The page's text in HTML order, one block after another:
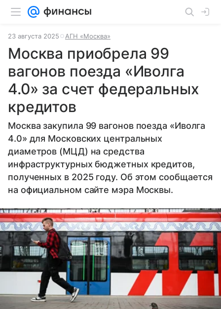
23 августа 2025 АГН «Москва»
Москва приобрела 99
вагонов поезда «Иволга
4.0» за счет федеральных
кредитов
Москва закупила 99 вагонов поезда «Иволга
4.0» для Московских центральных
диаметров (МЦД) на средства
инфраструктурных бюджетных кредитов,
полученных в 2025 году. Об этом сообщается
на официальном сайте мэра Москвы.